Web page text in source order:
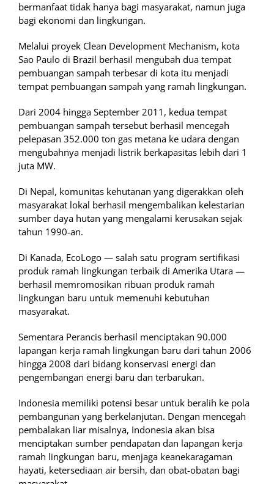
bermanfaat tidak hanya bagi masyarakat, namun juga
bagi ekonomi dan lingkungan.
Melalui proyek Clean Development Mechanism, kota
Sao Paulo di Brazil berhasil mengubah dua tempat
pembuangan sampah terbesar di kota itu menjadi
tempat pembuangan sampah yang ramah lingkungan.
Dari 2004 hingga September 2011, kedua tempat
pembuangan sampah tersebut berhasil mencegah
pelepasan 352.000 ton gas metana ke udara dengan
mengubahnya menjadi listrik berkapasitas lebih dari 1
juta MW.
Di Nepal, komunitas kehutanan yang digerakkan oleh
masyarakat lokal berhasil mengembalikan kelestarian
sumber daya hutan yang mengalami kerusakan sejak
tahun 1990-an.
Di Kanada, EcoLogo — salah satu program sertifikasi
produk ramah lingkungan terbaik di Amerika Utara —
berhasil memromosikan ribuan produk ramah
lingkungan baru untuk memenuhi kebutuhan
masyarakat.
Sementara Perancis berhasil menciptakan 90.000
lapangan kerja ramah lingkungan baru dari tahun 2006
hingga 2008 dari bidang konservasi energi dan
pengembangan energi baru dan terbarukan.
Indonesia memiliki potensi besar untuk beralih ke pola
pembangunan yang berkelanjutan. Dengan mencegah
pembalakan liar misalnya, Indonesia akan bisa
menciptakan sumber pendapatan dan lapangan kerja
ramah lingkungan baru, menjaga keanekaragaman
hayati, ketersediaan air bersih, dan obat-obatan bagi